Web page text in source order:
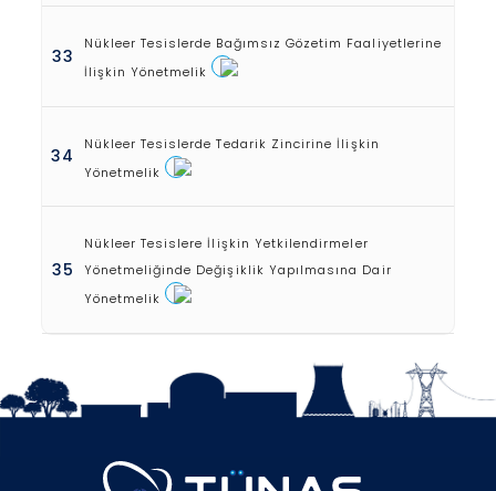
33
Nükleer Tesislerde Bağımsız Gözetim Faaliyetlerine
İlişkin Yönetmelik
34
Nükleer Tesislerde Tedarik Zincirine İlişkin
Yönetmelik
35
Nükleer Tesislere İlişkin Yetkilendirmeler
Yönetmeliğinde Değişiklik Yapılmasına Dair
Yönetmelik